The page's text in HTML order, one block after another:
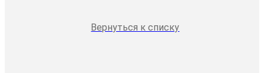
Вернуться к списку